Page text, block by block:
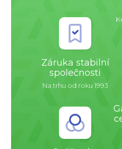
Záruka stabilní
společnosti
Na trhu od roku 1993